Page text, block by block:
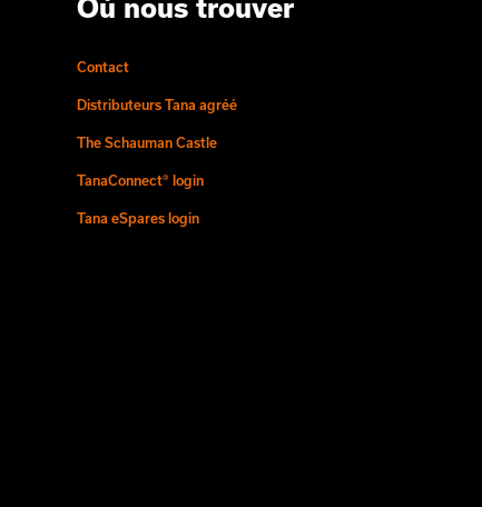
Où nous trouver
Contact
Distributeurs Tana agréé
The Schauman Castle
TanaConnect® login
Tana eSpares login